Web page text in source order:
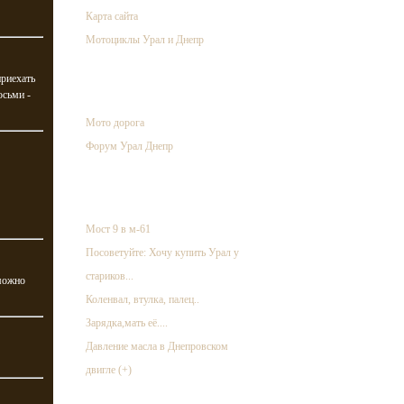
-
Карта сайта
Мотоциклы Урал и Днепр
Мото дорога
Форум Урал Днепр
Мост 9 в м-61
Посоветуйте: Хочу купить Урал у
стариков...
Коленвал, втулка, палец..
Зарядка,мать её....
Давление масла в Днепровском
двигле (+)